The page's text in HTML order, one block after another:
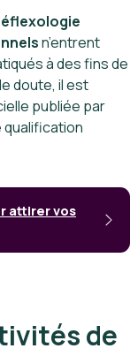
n’entrent
à des fins de
doute, il est
publiée par
qualification
attirer vos
de